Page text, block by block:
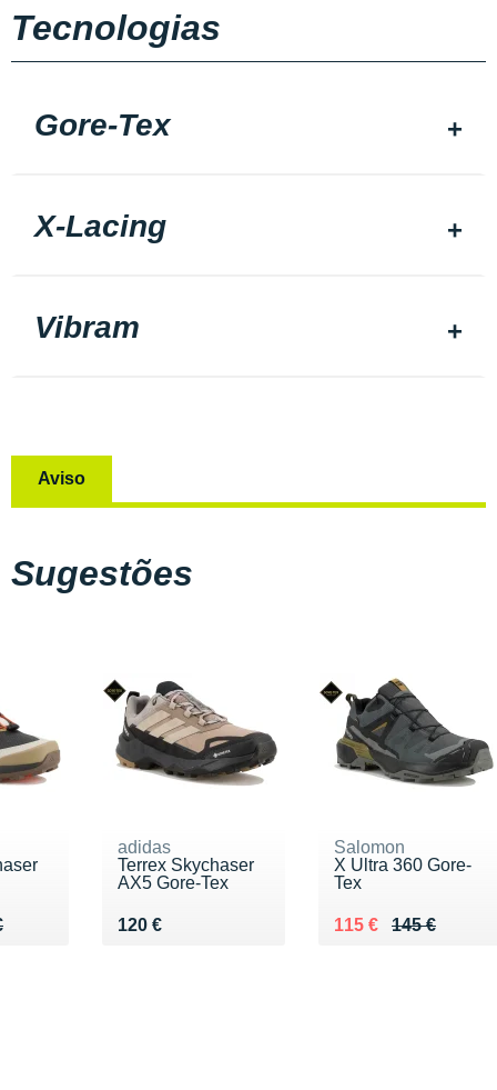
Tecnologias
Gore-Tex
X-Lacing
Vibram
Aviso
Sugestões
€
adidas
Terrex Skychaser
AX5 Gore-Tex
120 €
Vendu 120 €
Salomon
X Ultra 360 Gore-
Tex
145 €
Au lieu de 145 €
115 €
Vendu 115 €